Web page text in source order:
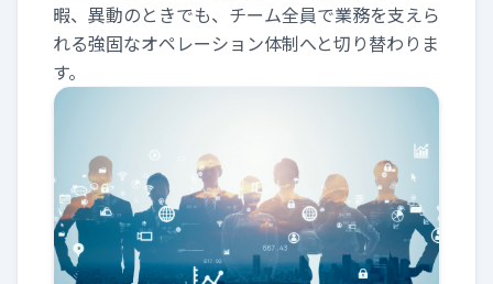
暇、異動のときでも、チーム全員で業務を支えら
れる強固なオペレーション体制へと切り替わりま
す。